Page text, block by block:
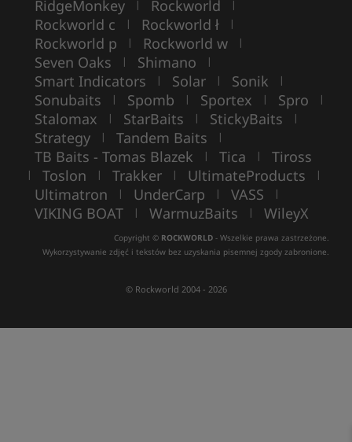
RidgeMonkey | Rockworld |
Rockworld c | Rockworld ł |
Rockworld p | Rockworld w |
Seven Oaks | Shimano |
Smart Indicators | Solar | Sonik |
Sonubaits | Spomb | Sportex | Spro |
Stalomax | StarBaits | StickyBaits |
Strategy | Tandem Baits |
TB Baits - Tomas Blazek | Tica | Tiross
| Toslon | Trakker | UltimateProducts |
Ultimatron | UnderCarp | VASS |
VIKING BOAT | WarmuzBaits | WileyX
Copyright © ROCKWORLD - Wszelkie prawa zastrzeżone.
Wykorzystywanie zdjęć i tekstów bez uzyskania pisemnej zgody zabronione.
© Rockworld 2004 - 2026